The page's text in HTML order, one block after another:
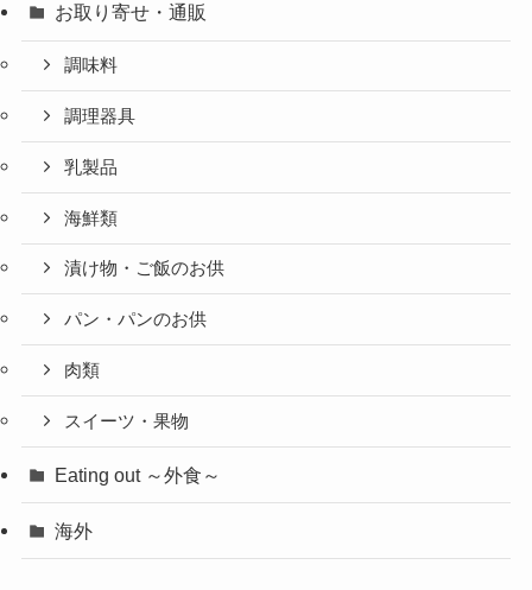
お取り寄せ・通販
調味料
調理器具
乳製品
海鮮類
漬け物・ご飯のお供
パン・パンのお供
肉類
スイーツ・果物
Eating out ～外食～
海外